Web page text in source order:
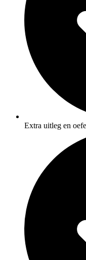
Extra uitleg en